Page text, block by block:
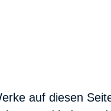
auf diesen